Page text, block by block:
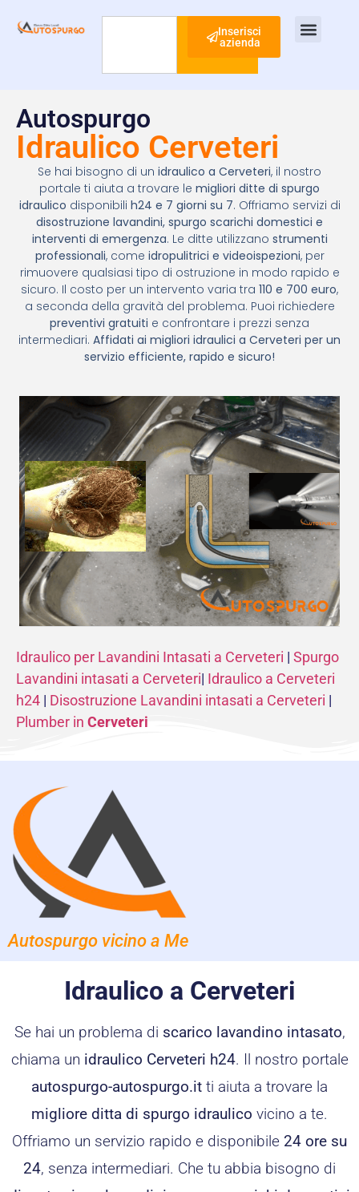
Cerca
Inserisci
azienda
Autospurgo
Idraulico Cerveteri
Se hai bisogno di un idraulico a Cerveteri, il nostro
portale ti aiuta a trovare le migliori ditte di spurgo
idraulico disponibili h24 e 7 giorni su 7. Offriamo servizi di
disostruzione lavandini, spurgo scarichi domestici e
interventi di emergenza. Le ditte utilizzano strumenti
professionali, come idropulitrici e videoispezioni, per
rimuovere qualsiasi tipo di ostruzione in modo rapido e
sicuro. Il costo per un intervento varia tra 110 e 700 euro,
a seconda della gravità del problema. Puoi richiedere
preventivi gratuiti e confrontare i prezzi senza
intermediari. Affidati ai migliori idraulici a Cerveteri per un
servizio efficiente, rapido e sicuro!
Idraulico per Lavandini Intasati a Cerveteri | Spurgo
Lavandini intasati a Cerveteri| Idraulico a Cerveteri
h24 | Disostruzione Lavandini intasati a Cerveteri |
Plumber in Cerveteri
Autospurgo vicino a Me
Idraulico a Cerveteri
Se hai un problema di scarico lavandino intasato,
chiama un idraulico Cerveteri h24. Il nostro portale
autospurgo-autospurgo.it ti aiuta a trovare la
migliore ditta di spurgo idraulico vicino a te.
Offriamo un servizio rapido e disponibile 24 ore su
24, senza intermediari. Che tu abbia bisogno di